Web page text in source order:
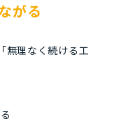
がる
無理なく続ける工